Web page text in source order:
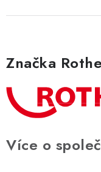
Značka
Více o